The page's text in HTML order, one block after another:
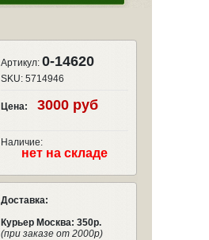
Артикул: 0-14620
SKU: 5714946
Цена: 3000 руб
Наличие:
нет на складе
Доставка:
Курьер Москва: 350р.
(при заказе от 2000р)